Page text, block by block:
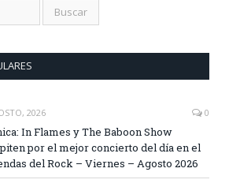
2026 0
In Flames y The Baboon Show
por el mejor concierto del día en el
del Rock – Viernes – Agosto 2026